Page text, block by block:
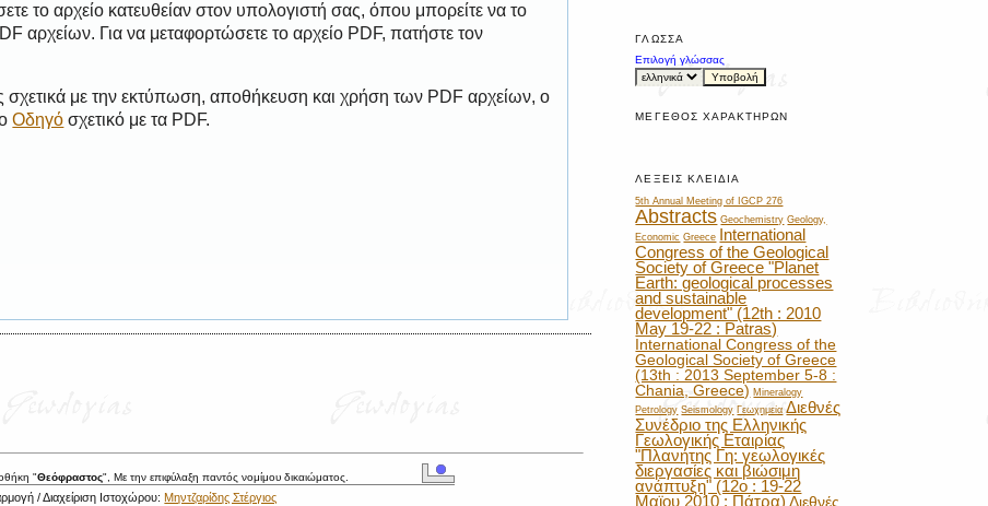
ΓΛΏΣΣΑ
Επιλογή γλώσσας
ΜΈΓΕΘΟΣ ΧΑΡΑΚΤΉΡΩΝ
ΛΈΞΕΙΣ ΚΛΕΙΔΙΆ
5th Annual Meeting of IGCP 276
Abstracts Geochemistry Geology,
Economic Greece
International
Congress of the Geological
Society of Greece "Planet
Earth: geological processes
and sustainable
development" (12th : 2010
May 19-22 : Patras)
International Congress of the
Geological Society of Greece
(13th : 2013 September 5-8 :
Chania, Greece) Mineralogy
Petrology Seismology Γεωχημεία Διεθνές
Συνέδριο της Ελληνικής
Γεωλογικής Εταιρίας
"Πλανήτης Γη: γεωλογικές
διεργασίες και βιώσιμη
ανάπτυξη" (12ο : 19-22
Μαϊου 2010 : Πάτρα) Διεθνές
το αρχείο κατευθείαν στον υπολογιστή σας, όπου μπορείτε να το
αρχείων. Για να μεταφορτώσετε το αρχείο PDF, πατήστε τον
σχετικά με την εκτύπωση, αποθήκευση και χρήση των PDF αρχείων, ο
Οδηγό σχετικό με τα PDF.
"Θεόφραστος", Με την επιφύλαξη παντός νομίμου δικαιώματος.
/ Διαχείριση Ιστοχώρου:Μηντζαρίδης Στέργιος